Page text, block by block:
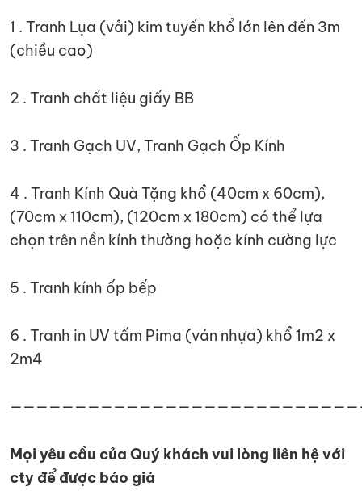
1 . Tranh Lụa (vải) kim tuyến khổ lớn lên đến 3m
(chiều cao)
2 . Tranh chất liệu giấy BB
3 . Tranh Gạch UV, Tranh Gạch Ốp Kính
4 . Tranh Kính Quà Tặng khổ (40cm x 60cm),
(70cm x 110cm), (120cm x 180cm) có thể lựa
chọn trên nền kính thường hoặc kính cường lực
5 . Tranh kính ốp bếp
6 . Tranh in UV tấm Pima (ván nhựa) khổ 1m2 x
2m4
Mọi yêu cầu của Quý khách vui lòng liên hệ với
cty để được báo giá